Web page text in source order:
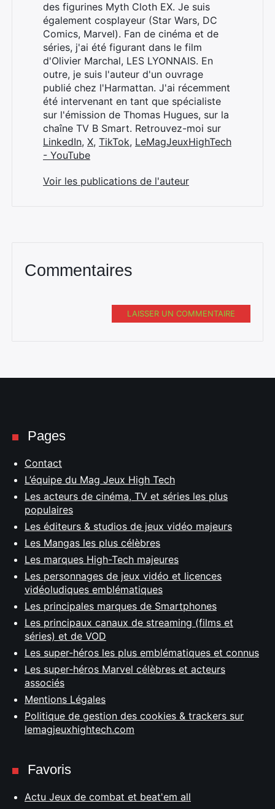
des figurines Myth Cloth EX. Je suis
également cosplayeur (Star Wars, DC
Comics, Marvel). Fan de cinéma et de
séries, j'ai été figurant dans le film
d'Olivier Marchal, LES LYONNAIS. En
outre, je suis l'auteur d'un ouvrage
publié chez l'Harmattan. J'ai récemment
été intervenant en tant que spécialiste
sur l'émission de Thomas Hugues, sur la
chaîne TV B Smart. Retrouvez-moi sur
LinkedIn, X, TikTok, LeMagJeuxHighTech
- YouTube
Voir les publications de l'auteur
Commentaires
LAISSER UN COMMENTAIRE
Pages
Contact
L’équipe du Mag Jeux High Tech
Les acteurs de cinéma, TV et séries les plus
populaires
Les éditeurs & studios de jeux vidéo majeurs
Les Mangas les plus célèbres
Les marques High-Tech majeures
Les personnages de jeux vidéo et licences
vidéoludiques emblématiques
Les principales marques de Smartphones
Les principaux canaux de streaming (films et
séries) et de VOD
Les super-héros les plus emblématiques et connus
Les super-héros Marvel célèbres et acteurs
associés
Mentions Légales
Politique de gestion des cookies & trackers sur
lemagjeuxhightech.com
Favoris
Actu Jeux de combat et beat'em all